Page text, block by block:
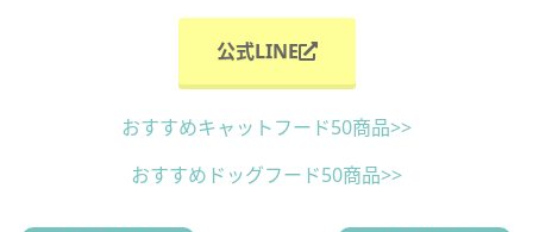
公式LINE
おすすめキャットフード50商品>>
おすすめドッグフード50商品>>